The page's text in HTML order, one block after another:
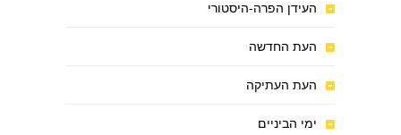
העידן הפרה-היסטורי
העת החדשה
העת העתיקה
ימי הביניים